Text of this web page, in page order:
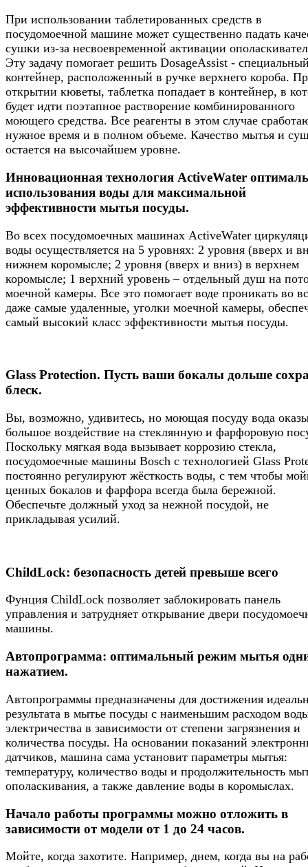
При использовании таблетированных средств в
посудомоечной машине может существенно падать
сушки из-за несвоевременной активации
Эту задачу помогает решить DosageAssist -
контейнер, расположенный в ручке верхнего короба.
открытии кюветы, таблетка попадает в контейнер, в
будет идти поэтапное растворение комбинированного
моющего средства. Все реагенты в этом случае
нужное время и в полном объеме. Качество мытья и
остается на высочайшем уровне.
Инновационная технология ActiveWater
использования воды для максимальной
эффективности мытья посуды.
Во всех посудомоечных машинах ActiveWater
воды осуществляется на 5 уровнях: 2 уровня (вверх и
нижнем коромысле; 2 уровня (вверх и вниз) в верхнем
коромысле; 1 верхний уровень – отдельный душ на
моечной камеры. Все это помогает воде проникать во
даже самые удаленные, уголки моечной камеры,
самый высокий класс эффективности мытья посуды.
Glass Protection. Пусть ваши бокалы дольше
блеск.
Вы, возможно, удивитесь, но моющая посуду вода
большое воздействие на стеклянную и фарфоровую
Поскольку мягкая вода вызывает коррозию стекла,
посудомоечные машины Bosch с технологией Glass
постоянно регулируют жёсткость воды, с тем чтобы
ценных бокалов и фарфора всегда была бережной.
Обеспечьте должный уход за нежной посудой, не
прикладывая усилий.
ChildLock: безопасность детей превыше всего
Фунция ChildLock позволяет заблокировать панель
управления и затрудняет открывание двери
машины.
Автопрограмма: оптимальный режим мытья
нажатием.
Автопрограммы предназначены для достижения
результата в мытье посуды с наименьшим расходом
электричества в зависимости от степени загрязнения и
количества посуды. На основании показаний
датчиков, машина сама установит параметры мытья:
температуру, количество воды и продолжительность
ополаскивания, а также давление воды в коромыслах.
Начало работы программы можно отложить в
зависимости от модели от 1 до 24 часов.
Мойте, когда захотите. Например, днем, когда вы на